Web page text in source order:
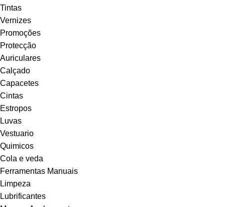
Tintas
Vernizes
Promoções
Protecção
Auriculares
Calçado
Capacetes
Cintas
Estropos
Luvas
Vestuario
Quimicos
Cola e veda
Ferramentas Manuais
Limpeza
Lubrificantes